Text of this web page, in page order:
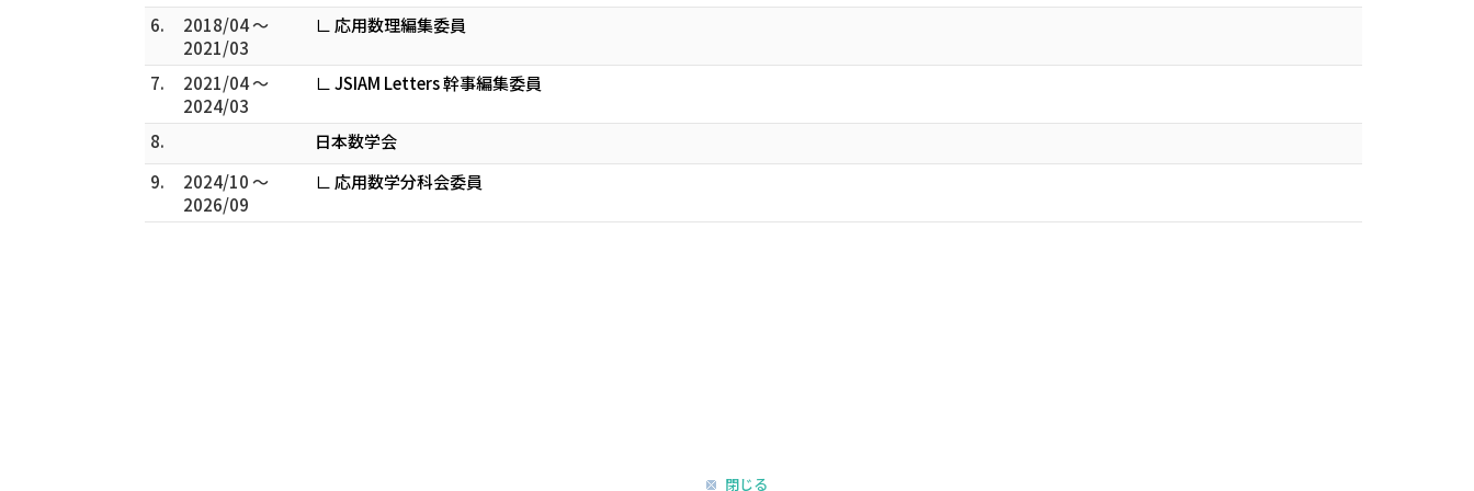
6.
2018/04 ～
2021/03
∟ 応用数理編集委員
7.
2021/04 ～
2024/03
∟ JSIAM Letters 幹事編集委員
8.
日本数学会
9.
2024/10 ～
2026/09
∟ 応用数学分科会委員
閉じる